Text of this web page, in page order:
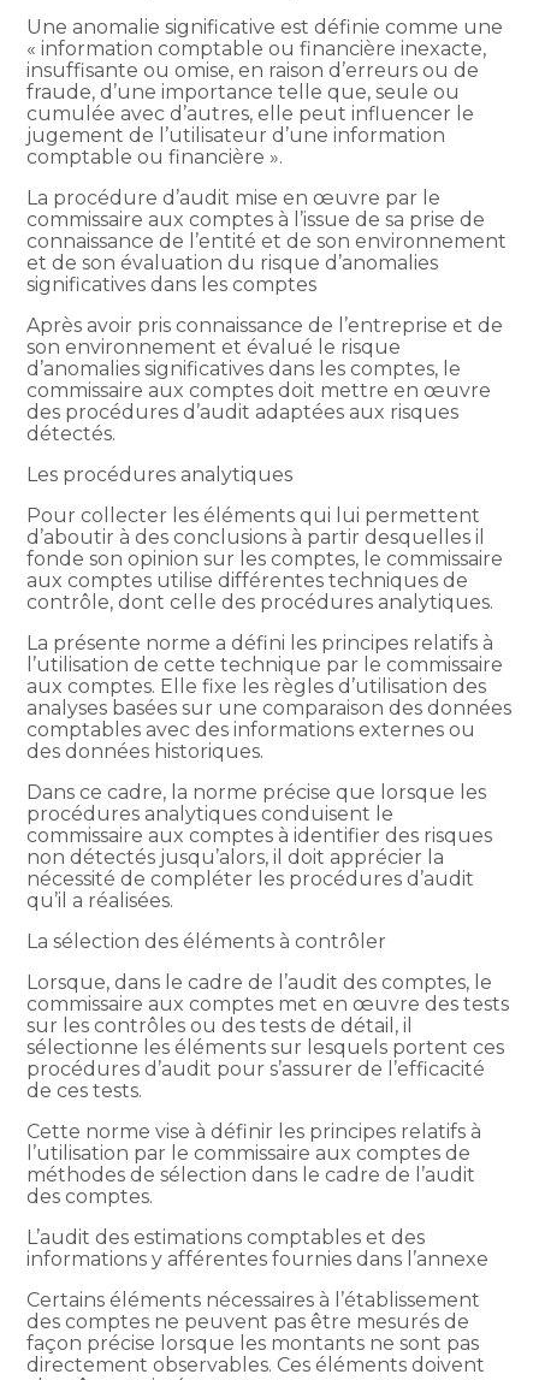
Une anomalie significative est définie comme une
« information comptable ou financière inexacte,
insuffisante ou omise, en raison d’erreurs ou de
fraude, d’une importance telle que, seule ou
cumulée avec d’autres, elle peut influencer le
jugement de l’utilisateur d’une information
comptable ou financière ».
La procédure d’audit mise en œuvre par le
commissaire aux comptes à l’issue de sa prise de
connaissance de l’entité et de son environnement
et de son évaluation du risque d’anomalies
significatives dans les comptes
Après avoir pris connaissance de l’entreprise et de
son environnement et évalué le risque
d’anomalies significatives dans les comptes, le
commissaire aux comptes doit mettre en œuvre
des procédures d’audit adaptées aux risques
détectés.
Les procédures analytiques
Pour collecter les éléments qui lui permettent
d’aboutir à des conclusions à partir desquelles il
fonde son opinion sur les comptes, le commissaire
aux comptes utilise différentes techniques de
contrôle, dont celle des procédures analytiques.
La présente norme a défini les principes relatifs à
l’utilisation de cette technique par le commissaire
aux comptes. Elle fixe les règles d’utilisation des
analyses basées sur une comparaison des données
comptables avec des informations externes ou
des données historiques.
Dans ce cadre, la norme précise que lorsque les
procédures analytiques conduisent le
commissaire aux comptes à identifier des risques
non détectés jusqu’alors, il doit apprécier la
nécessité de compléter les procédures d’audit
qu’il a réalisées.
La sélection des éléments à contrôler
Lorsque, dans le cadre de l’audit des comptes, le
commissaire aux comptes met en œuvre des tests
sur les contrôles ou des tests de détail, il
sélectionne les éléments sur lesquels portent ces
procédures d’audit pour s’assurer de l’efficacité
de ces tests.
Cette norme vise à définir les principes relatifs à
l’utilisation par le commissaire aux comptes de
méthodes de sélection dans le cadre de l’audit
des comptes.
L’audit des estimations comptables et des
informations y afférentes fournies dans l’annexe
Certains éléments nécessaires à l’établissement
des comptes ne peuvent pas être mesurés de
façon précise lorsque les montants ne sont pas
directement observables. Ces éléments doivent